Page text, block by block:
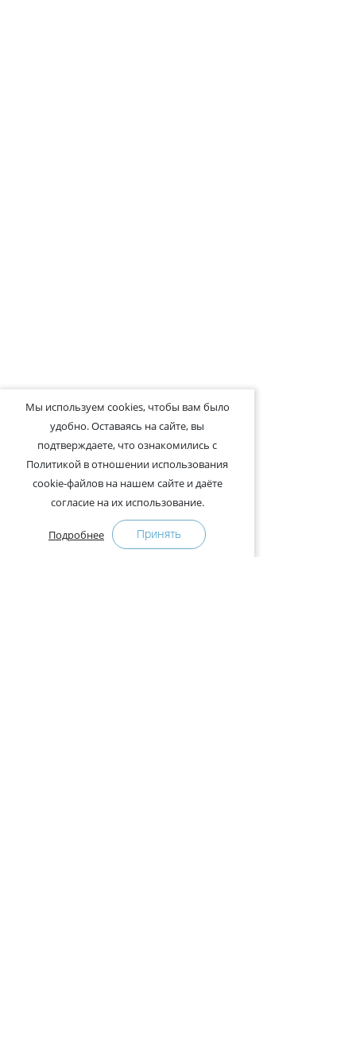
Мы используем cookies, чтобы вам было
удобно. Оставаясь на сайте, вы
подтверждаете, что ознакомились с
Политикой в отношении использования
cookie-файлов на нашем сайте и даёте
согласие на их использование.
Подробнее Принять